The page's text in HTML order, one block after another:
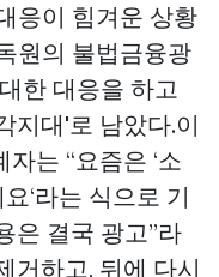
응이 힘겨운 상황
원의 불법금융광
한 대응을 하고
지대'로 남았다.이
는 “요즘은 ‘소
‘라는 식으로 기
은 결국 광고”라
거하고, 뒤에 다시